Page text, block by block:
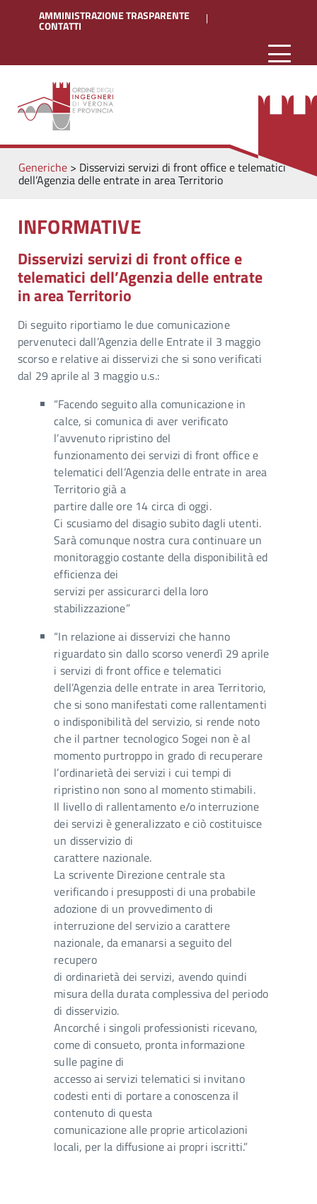
AMMINISTRAZIONE TRASPARENTE
CONTATTI
Generiche> Disservizi servizi di front office e telematici
dell’Agenzia delle entrate in area Territorio
INFORMATIVE
Disservizi servizi di front office e
telematici dell’Agenzia delle entrate
in area Territorio
Di seguito riportiamo le due comunicazione
pervenuteci dall’Agenzia delle Entrate il 3 maggio
scorso e relative ai disservizi che si sono verificati
dal 29 aprile al 3 maggio u.s.:
“Facendo seguito alla comunicazione in
calce, si comunica di aver verificato
l’avvenuto ripristino del
funzionamento dei servizi di front office e
telematici dell’Agenzia delle entrate in area
Territorio già a
partire dalle ore 14 circa di oggi.
Ci scusiamo del disagio subito dagli utenti.
Sarà comunque nostra cura continuare un
monitoraggio costante della disponibilità ed
efficienza dei
servizi per assicurarci della loro
stabilizzazione”
“In relazione ai disservizi che hanno
riguardato sin dallo scorso venerdì 29 aprile
i servizi di front office e telematici
dell’Agenzia delle entrate in area Territorio,
che si sono manifestati come rallentamenti
o indisponibilità del servizio, si rende noto
che il partner tecnologico Sogei non è al
momento purtroppo in grado di recuperare
l’ordinarietà dei servizi i cui tempi di
ripristino non sono al momento stimabili.
Il livello di rallentamento e/o interruzione
dei servizi è generalizzato e ciò costituisce
un disservizio di
carattere nazionale.
La scrivente Direzione centrale sta
verificando i presupposti di una probabile
adozione di un provvedimento di
interruzione del servizio a carattere
nazionale, da emanarsi a seguito del
recupero
di ordinarietà dei servizi, avendo quindi
misura della durata complessiva del periodo
di disservizio.
Ancorché i singoli professionisti ricevano,
come di consueto, pronta informazione
sulle pagine di
accesso ai servizi telematici si invitano
codesti enti di portare a conoscenza il
contenuto di questa
comunicazione alle proprie articolazioni
locali, per la diffusione ai propri iscritti.”